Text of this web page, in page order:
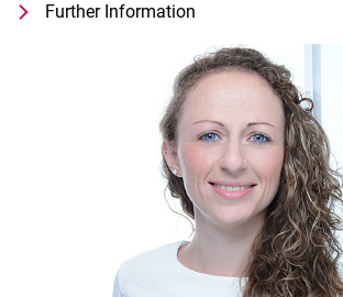
Further Information